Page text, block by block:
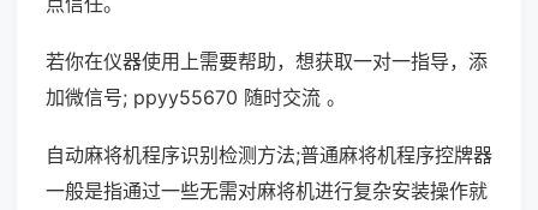
若你在仪器使用上需要帮助，想获取一对一指导，添
加微信号; ppyy55670 随时交流 。
自动麻将机程序识别检测方法;普通麻将机程序控牌器
一般是指通过一些无需对麻将机进行复杂安装操作就